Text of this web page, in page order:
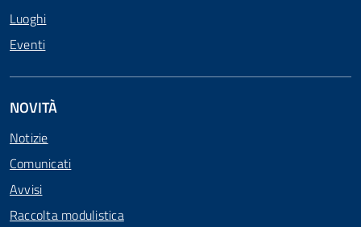
Luoghi
Eventi
NOVITÀ
Notizie
Comunicati
Avvisi
Raccolta modulistica